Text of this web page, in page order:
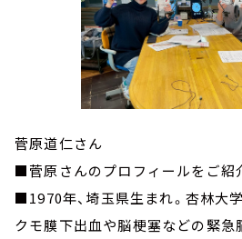
菅原道仁さん
■菅原さんのプロフィールをご紹
■1970年、埼玉県生まれ。杏林大
クモ膜下出血や脳梗塞などの緊急